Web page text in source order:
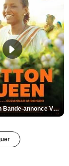
Cotton Queen Bande-annonce VO STFR